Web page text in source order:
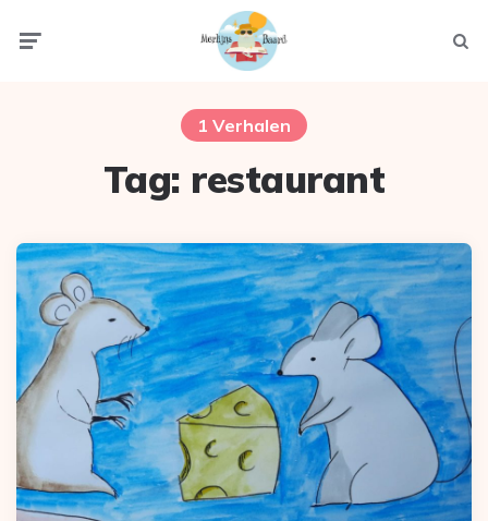
1 Verhalen
Tag: restaurant